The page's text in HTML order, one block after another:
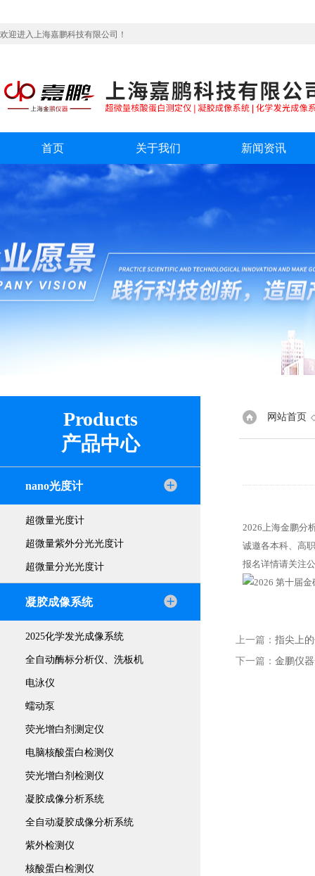
欢迎进入上海嘉鹏科技有限公司！
首页 关于我们 新闻资讯
Products
产品中心
nano光度计
超微量光度计
超微量紫外分光光度计
超微量分光光度计
凝胶成像系统
2025化学发光成像系统
全自动酶标分析仪、洗板机
电泳仪
蠕动泵
荧光增白剂测定仪
电脑核酸蛋白检测仪
荧光增白剂检测仪
凝胶成像分析系统
全自动凝胶成像分析系统
紫外检测仪
核酸蛋白检测仪
网站首页
2026上海金鹏分
诚邀各本科、高
报名详情请关注
上一篇： 指尖上
下一篇： 金鹏仪